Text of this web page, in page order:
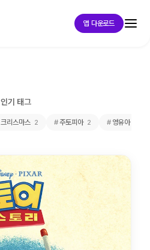
앱 다운로드
인기 태그
크리스마스 2 주토피아 2 영유아 독서